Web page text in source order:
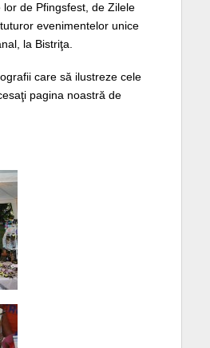
de Pfingsfest, de Zilele
evenimentelor unice
la Bistriţa.
care să ilustreze cele
pagina noastră de